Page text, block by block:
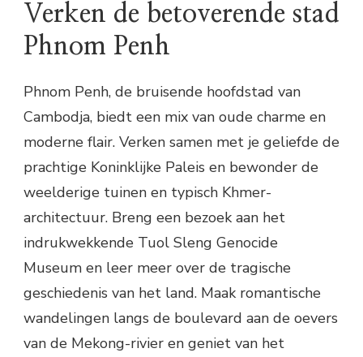
Verken de betoverende stad
Phnom Penh
Phnom Penh, de bruisende hoofdstad van
Cambodja, biedt een mix van oude charme en
moderne flair. Verken samen met je geliefde de
prachtige Koninklijke Paleis en bewonder de
weelderige tuinen en typisch Khmer-
architectuur. Breng een bezoek aan het
indrukwekkende Tuol Sleng Genocide
Museum en leer meer over de tragische
geschiedenis van het land. Maak romantische
wandelingen langs de boulevard aan de oevers
van de Mekong-rivier en geniet van het